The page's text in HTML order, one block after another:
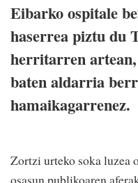
Eibarko ospitale
haserrea piztu du
herritarren
baten aldarria
hamaikagarrenez.
Zortzi urteko soka luzea